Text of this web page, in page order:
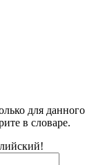
для данного
в словаре.